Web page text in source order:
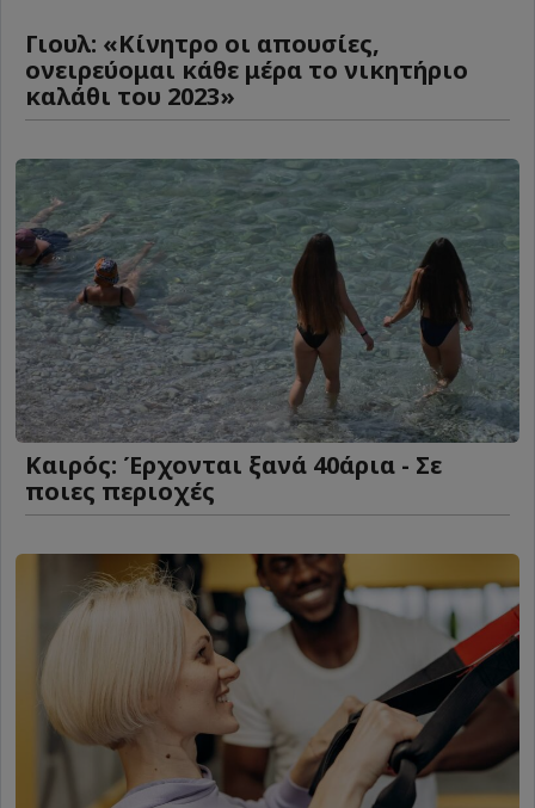
Γιουλ: «Κίνητρο οι απουσίες,
ονειρεύομαι κάθε μέρα το νικητήριο
καλάθι του 2023»
Καιρός: Έρχονται ξανά 40άρια - Σε
ποιες περιοχές